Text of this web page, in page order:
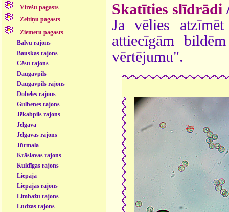
Virešu pagasts
Zeltiņu pagasts
Ziemeru pagasts
Balvu rajons
Bauskas rajons
Cēsu rajons
Daugavpils
Daugavpils rajons
Dobeles rajons
Gulbenes rajons
Jēkabpils rajons
Jelgava
Jelgavas rajons
Jūrmala
Krāslavas rajons
Kuldīgas rajons
Liepāja
Liepājas rajons
Limbažu rajons
Ludzas rajons
Skatīties slīdrādi
Ja vēlies
attiecīgām
vērtējumu".